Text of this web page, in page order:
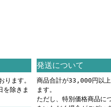
ります。
を除きま
発送について
商品合計が33,000円以
ます。
ただし、特別価格商品に